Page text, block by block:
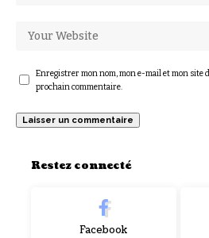
Enregistrer mon nom, mon e-mail et mon site
prochain commentaire.
Restez connecté
Facebook